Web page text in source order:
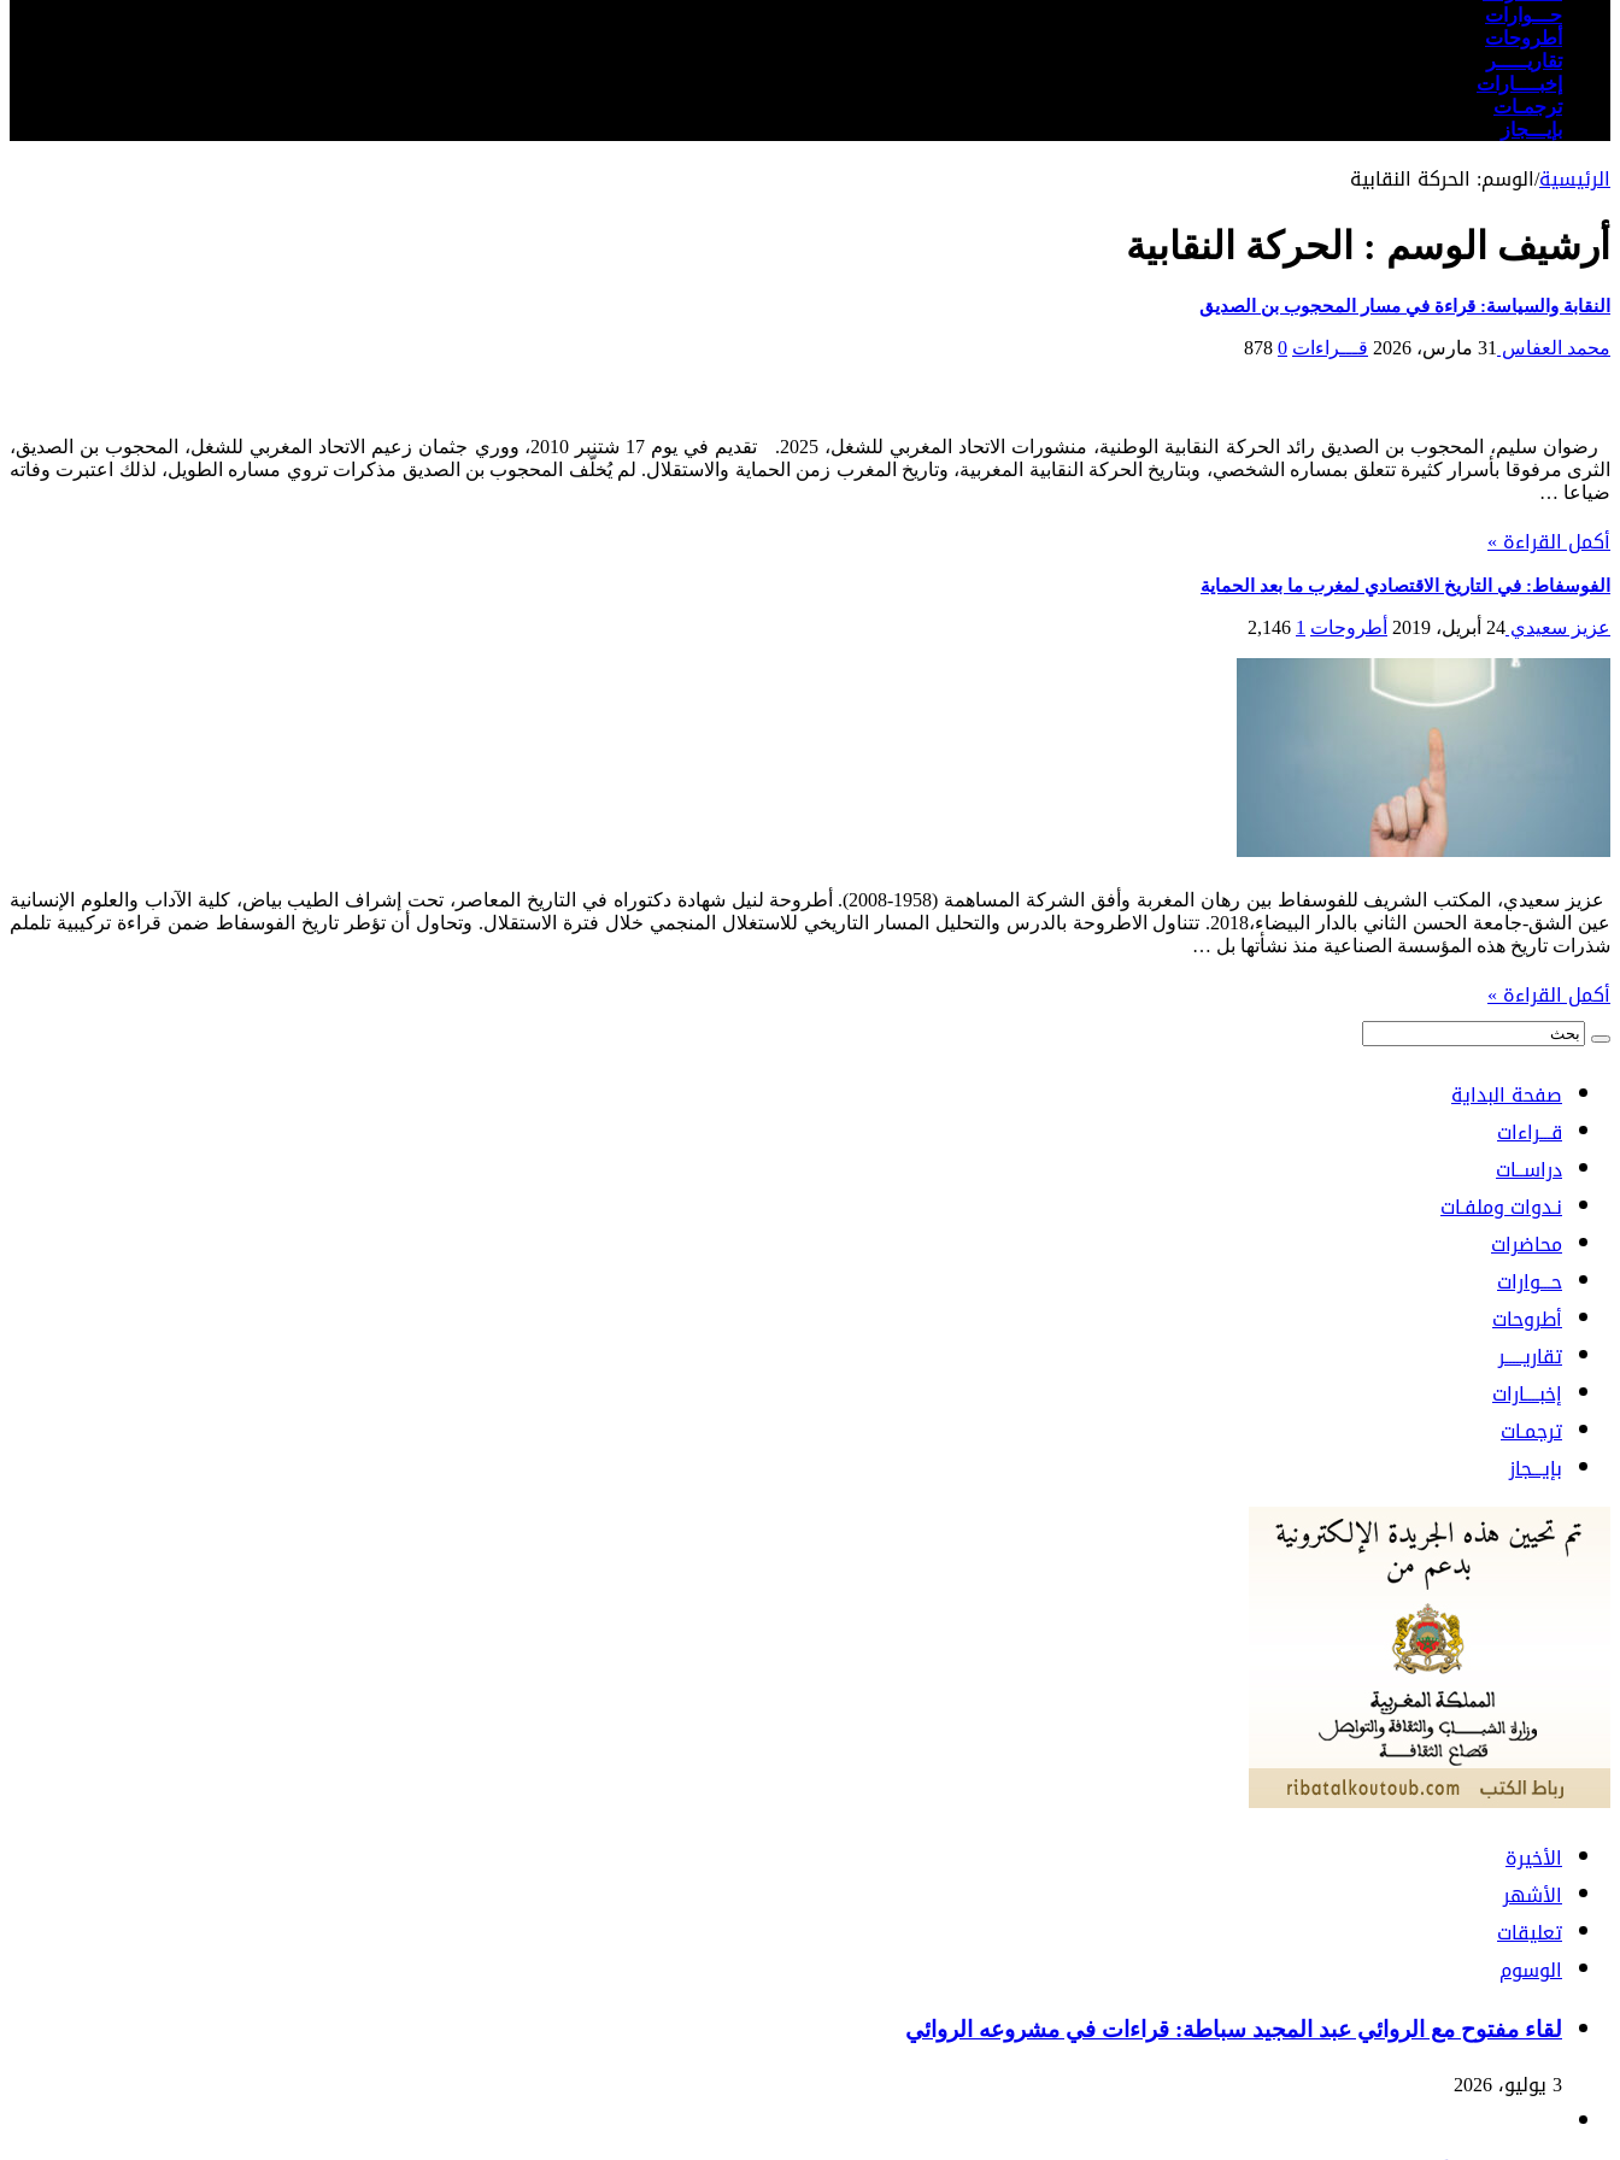
حـــوارات
أطروحات
تقاريـــــر
إخبــــارات
ترجمـات
بإيـــجاز
الرئيسية/الوسم: الحركة النقابية
أرشيف الوسم : الحركة النقابية
النقابة والسياسة: قراءة في مسار المحجوب بن الصديق
محمد العفاس 31 مارس، 2026 قـــراءات 0
878
رضوان سليم، المحجوب بن الصديق رائد الحركة النقابية الوطنية، منشورات الاتحاد المغربي للشغل، 2025. تقديم في يوم 17 شتنبر 2010، ووري جثمان زعيم الاتحاد المغربي للشغل، المحجوب بن الصديق،
الثرى مرفوقا بأسرار كثيرة تتعلق بمساره الشخصي، وبتاريخ الحركة النقابية المغربية، وتاريخ المغرب زمن الحماية والاستقلال. لم يُخلّف المحجوب بن الصديق مذكرات تروي مساره الطويل، لذلك اعتبرت وفاته
ضياعا …
أكمل القراءة »
الفوسفاط: في التاريخ الاقتصادي لمغرب ما بعد الحماية
عزيز سعيدي 24 أبريل، 2019 أطروحات 1
2,146
عزيز سعيدي، المكتب الشريف للفوسفاط بين رهان المغربة وأفق الشركة المساهمة (1958-2008). أطروحة لنيل شهادة دكتوراه في التاريخ المعاصر، تحت إشراف الطيب بياض، كلية الآداب والعلوم الإنسانية
عين الشق-جامعة الحسن الثاني بالدار البيضاء،2018. تتناول الاطروحة بالدرس والتحليل المسار التاريخي للاستغلال المنجمي خلال فترة الاستقلال. وتحاول أن تؤطر تاريخ الفوسفاط ضمن قراءة تركيبية تلملم
شذرات تاريخ هذه المؤسسة الصناعية منذ نشأتها بل …
أكمل القراءة »
صفحة البداية
قـــراءات
دراســات
نـدوات وملفـات
محاضرات
حـــوارات
أطروحات
تقاريـــــر
إخبــــارات
ترجمـات
بإيـــجاز
الأخيرة
الأشهر
تعليقات
الوسوم
لقاء مفتوح مع الروائي عبد المجيد سباطة: قراءات في مشروعه الروائي
3 يوليو، 2026